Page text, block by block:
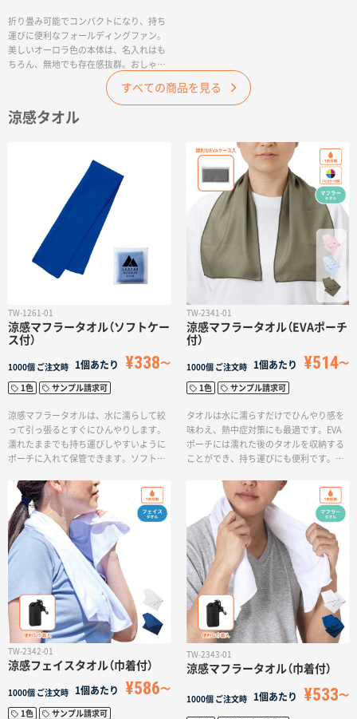
折り畳み可能でコンパクトになり、持ち
運びに便利なフォールディングファン。
美しいオーロラ色の本体は、名入れはも
ちろん、無地でも存在感抜群。おしゃれ
なアイテムとして、ノベルティや物販と
して喜ばれます。約20cmと大きめな扇面
は、仰ぐたびにしっかりと風を送るの
で、実用性も抜群です。折り畳み時のサ
コンパクトに収納でき、スポーツ観戦グ
ッズはもちろんイベントでの配布ノベル
ティとしても人気のアイテムです。
すべての商品を見る
涼感タオル
TW-1261-01
涼感マフラータオル（ソフトケー
ス付）
1000個 ご注文時 1個あたり ¥338
1色 サンプル請求可
涼感マフラータオルは、水に濡らして絞
って引っ張るとすぐにひんやりします。
濡れたままでも持ち運びしやすいように
ポーチに入れて保管できます。ソフトケ
きるため、屋外イベントでのグッズ販売
にぴったりです！水に濡らすだけで熱中
症対策にもなりますので、暑い中で働く
方が多い建設業や製造業の方に向けたキ
ャンペーンノベルティとしてお配りする
と喜ばれます。
TW-2341-01
涼感マフラータオル（EVAポーチ
付）
1000個 ご注文時 1個あたり ¥514
1色 サンプル請求可
タオルは水に濡らすだけでひんやり感を
味わえ、熱中症対策にも最適です。EVA
ポーチには濡れた後のタオルを収納する
ことができ、持ち運びにも便利です。ま
地球にやさしいエコ素材であり、耐久性
も抜群ですので、長くご使用いただけま
す。タオルの本体色はカーキ、ピンク、
ライトブルーの3色展開で、普段使いしや
すく、男女共に使いやすいカラーが特徴
です。マフラータオルには単色ポイント
印刷が可能で、EVAポーチには単色から
フルカラー印刷まで対応しています。購
入後すぐに使用できるため、野外イベン
トのノベルティやアーティストの物販品
としてもおすすめです。
TW-2342-01
涼感フェイスタオル（巾着付）
1000個 ご注文時 1個あたり ¥586
1色 サンプル請求可
TW-2343-01
涼感マフラータオル（巾着付）
1000個 ご注文時 1個あたり ¥533